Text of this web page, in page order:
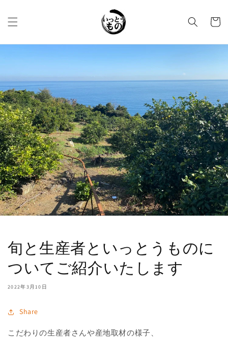
進む
ー
旬と生産者といっとうものに
ついてご紹介いたします
2022年3月10日
Share
こだわりの生産者さんや産地取材の様子、